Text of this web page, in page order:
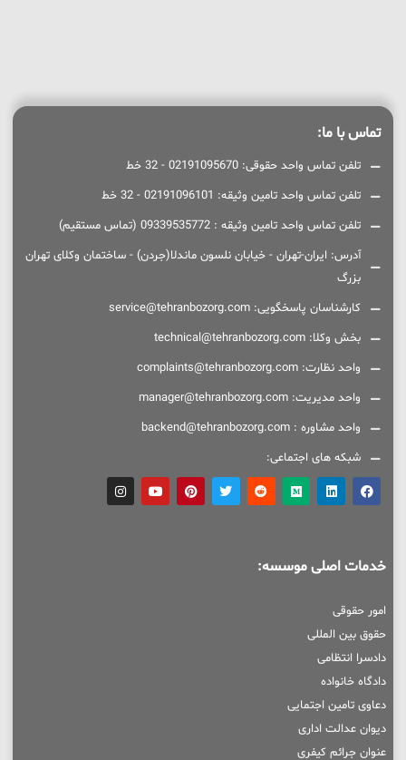
تماس با ما:
تلفن تماس واحد حقوقی: 02191095670 - 32 خط
تلفن تماس واحد تامین وثیقه: 02191096101 - 32 خط
تلفن تماس واحد تامین وثیقه : 09339535772 (تماس مستقیم)
آدرس: ایران-تهران - خیابان نلسون ماندلا(جردن) - ساختمان وکلای تهران
بزرگ
کارشناسان پاسخگویی: service@tehranbozorg.com
بخش وکلا: technical@tehranbozorg.com
واحد نظارت: complaints@tehranbozorg.com
واحد مدیریت: manager@tehranbozorg.com
واحد مشاوره : backend@tehranbozorg.com
شبکه های اجتماعی:
خدمات اصلی موسسه:
امور حقوقی
حقوق بین المللی
دادسرا انتظامی
دادگاه خانواده
دعاوی تامین اجتمایی
دیوان عدالت اداری
عنوان جرائم کیفری